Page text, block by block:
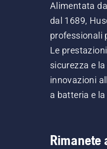
Alimentata
dal 1689,
professionali
Le
sicurezza e
innovazioni
a batteria e
Rimanete